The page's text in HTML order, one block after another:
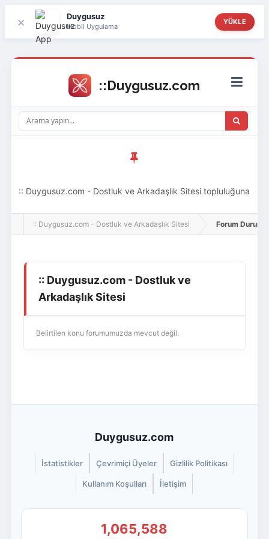
× Duygusuz
Mobil Uygulama
YÜKLE
Giriş Yap Üye Ol
:: Duygusuz.com - Dostluk ve Arkadaşlık Sitesi topluluğuna
hoş geldin ziyaretçi! Aramıza katılmak istersen kayıt
:: Duygusuz.com - Dostluk ve Arkadaşlık Sitesi Forum Durumu
:: Duygusuz.com - Dostluk ve
Arkadaşlık Sitesi
Belirtilen konu forumumuzda mevcut değil.
Duygusuz.com
İstatistikler Çevrimiçi Üyeler Gizlilik Politikası
Kullanım Koşulları İletişim
1,065,588